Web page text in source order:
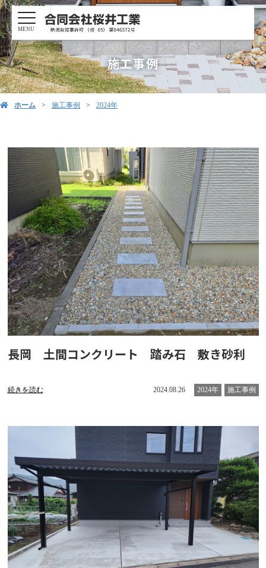
MENU
施工事例
ホーム 施工事例 2024年
長岡 土間コンクリート 踏み石 敷き砂利
続きを読む 2024.08.26 2024年 施工事例